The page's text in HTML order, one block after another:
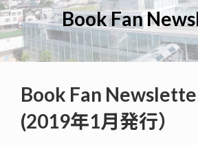
へ
ス
キ
ッ
プ
ョ
ン
に
移
動
Book Fan
Book Fan
(2019年1月発行）